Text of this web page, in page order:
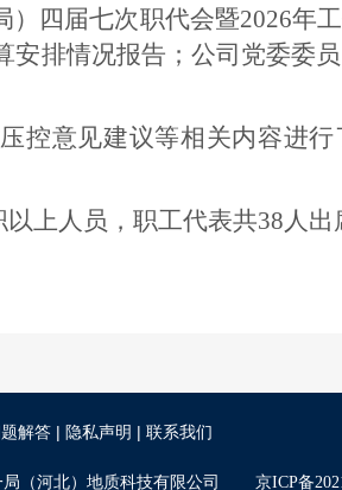
）四届七次职代会暨2026年
排情况报告；公司党委委
控意见建议等相关内容进
上人员，职工代表共38人出
解答 | 隐私声明 | 联系我们
（河北）地质科技有限公司 京ICP备